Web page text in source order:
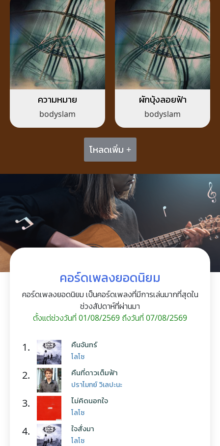
ความหมาย
bodyslam
ผักบุ้งลอยฟ้า
bodyslam
โหลดเพิ่ม +
คอร์ดเพลงยอดนิยม
คอร์ดเพลงยอดนิยม เป็นคอร์ดเพลงที่มีการเล่นมากที่สุดใน
ช่วงสัปดาห์ที่ผ่านมา
ตั้งแต่ช่วงวันที่ 01/08/2569 ถึงวันที่ 07/08/2569
1. คืนจันทร์
โลโซ
2. คืนที่ดาวเต็มฟ้า
ปราโมทย์ วิเลปะนะ
3. ไม่คิดนอกใจ
โลโซ
4. ใจสั่งมา
โลโซ